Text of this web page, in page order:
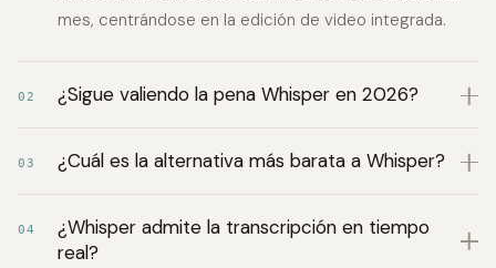
mes, centrándose en la edición de video integrada.
02 ¿Sigue valiendo la pena Whisper en 2026?
03 ¿Cuál es la alternativa más barata a Whisper?
04
¿Whisper admite la transcripción en tiempo
real?